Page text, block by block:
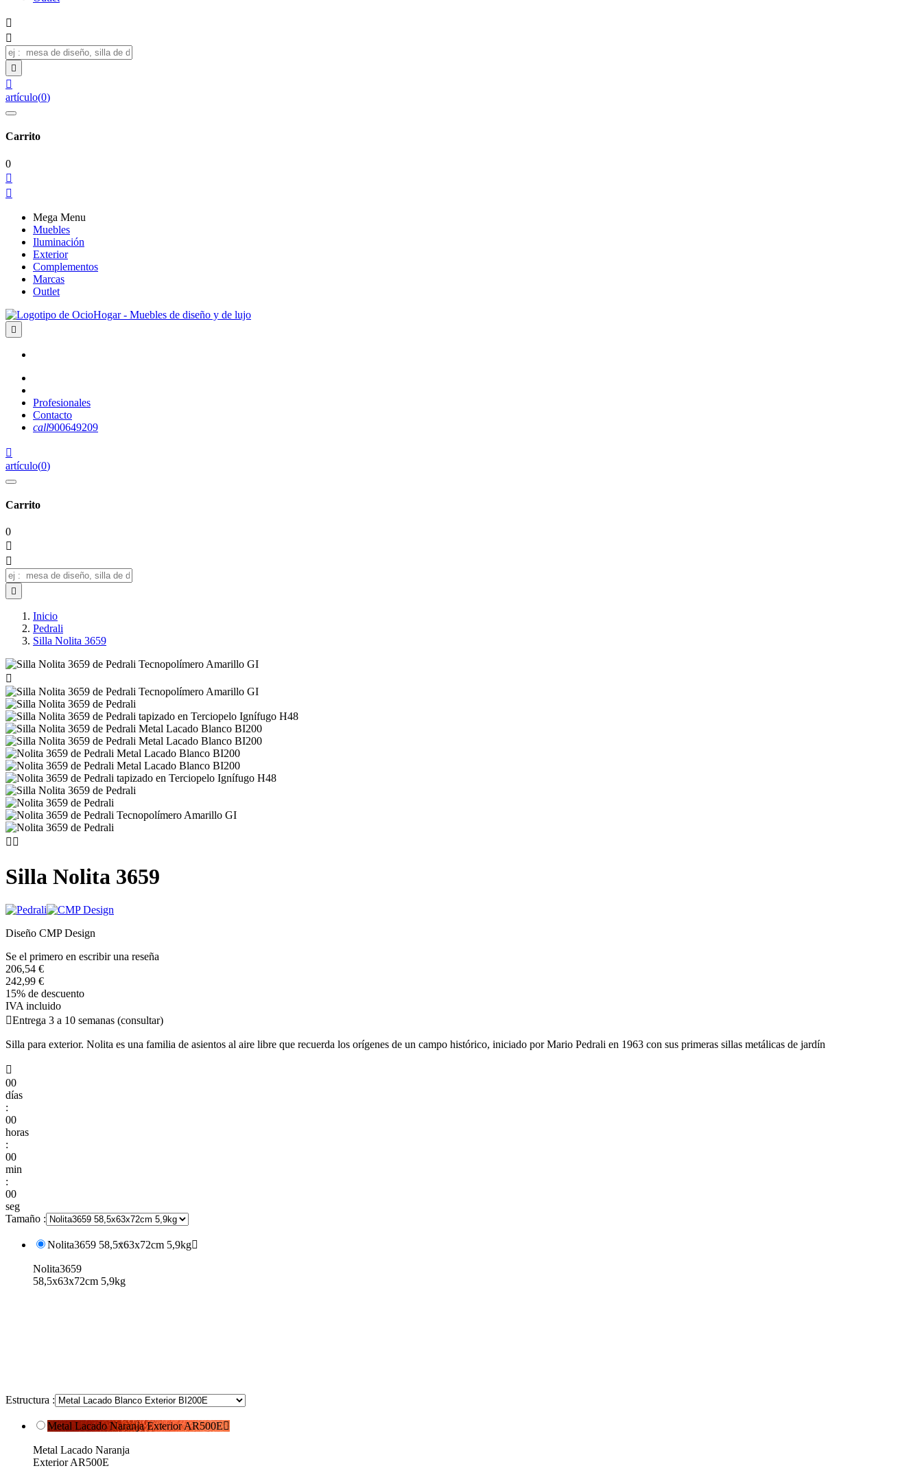




artículo(0)
Carrito
0


Mega Menu
Muebles
Iluminación
Exterior
Complementos
Marcas
Outlet

Profesionales
Contacto
call900649209

artículo(0)
Carrito
0



Inicio
Pedrali
Silla Nolita 3659

 
Silla Nolita 3659
Diseño CMP Design
Se el primero en escribir una reseña
206,54 €
242,99 €
15% de descuento
IVA incluido
Entrega 3 a 10 semanas (consultar)
Silla para exterior. Nolita es una familia de asientos al aire libre que recuerda los orígenes de un campo histórico, iniciado por Mario Pedrali en 1963 con sus primeras sillas metálicas de jardín

00
días
:
00
horas
:
00
min
:
00
seg
Tamaño :
Nolita3659 58,5x63x72cm 5,9kg
Nolita3659
58,5x63x72cm 5,9kg
Estructura :
Metal Lacado Naranja Exterior AR500E
Metal Lacado Naranja
Exterior AR500E